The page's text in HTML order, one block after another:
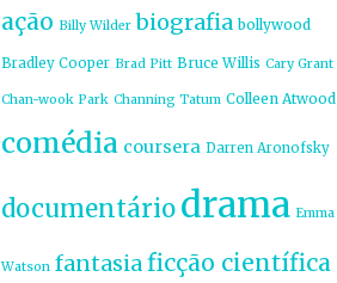
ação Billy Wilder biografia bollywood
Bradley Cooper Brad Pitt Bruce Willis Cary Grant
Chan-wook Park Channing Tatum Colleen Atwood
comédia coursera Darren Aronofsky
documentáriodrama Emma
Watson fantasiaficção científica